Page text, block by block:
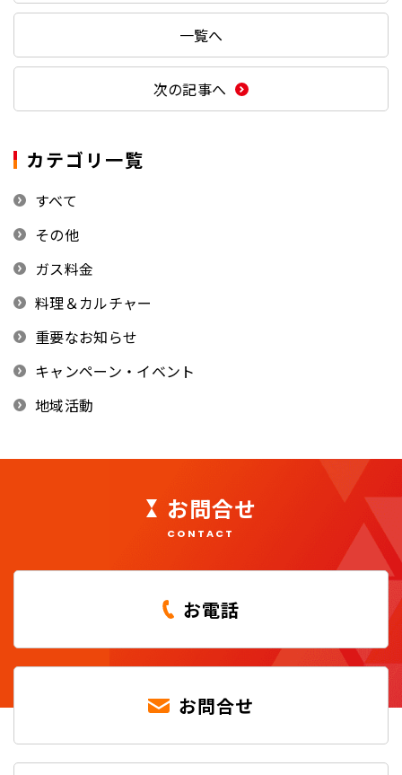
一覧へ
次の記事へ
カテゴリ一覧
すべて
その他
ガス料金
料理＆カルチャー
重要なお知らせ
キャンペーン・イベント
地域活動
お問合せ
CONTACT
お電話
お問合せ